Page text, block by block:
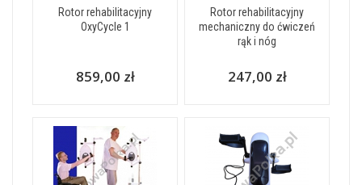
Rotor rehabilitacyjny
OxyCycle 1
859,00 zł
Rotor rehabilitacyjny
mechaniczny do ćwiczeń
rąk i nóg
247,00 zł